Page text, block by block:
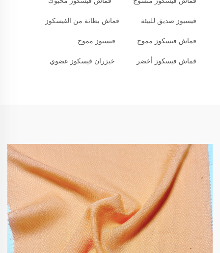
فيسبوز صديق للبيئة قماش بطانة من الفيسكوز
قماش فيسكوز مموج فيسبوز مموج
قماش فيسكوز أخضر خيزران فيسكوز عضوي